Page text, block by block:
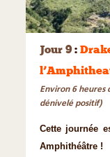
Jour 9:
Environ 6 heures
dénivelé positif)
Cette journée
Amphithéâtre !